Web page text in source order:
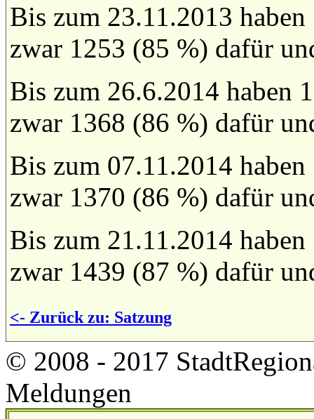
Bis zum 23.11.2013
zwar 1253 (85 %) dafür
Bis zum 26.6.2014 haben
zwar 1368 (86 %) dafür
Bis zum 07.11.2014
zwar 1370 (86 %) dafür
Bis zum 21.11.2014
zwar 1439 (87 %) dafür
<- Zurück zu: Satzung
© 2008 - 2017
Meldungen